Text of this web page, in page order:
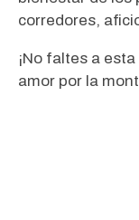
corredores,
¡No faltes a
amor por la